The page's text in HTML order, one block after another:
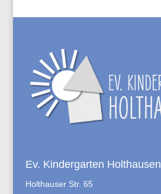
Ev. Kindergarten Holthausen
Holthauser Str. 65